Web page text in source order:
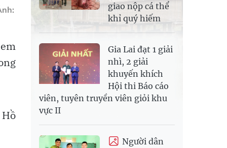
giao nộp cá thể
khỉ quý hiếm
Gia Lai đạt 1 giải
nhì, 2 giải
khuyến khích
Hội thi Báo cáo
viên, tuyên truyền viên giỏi khu
vực II
Người dân